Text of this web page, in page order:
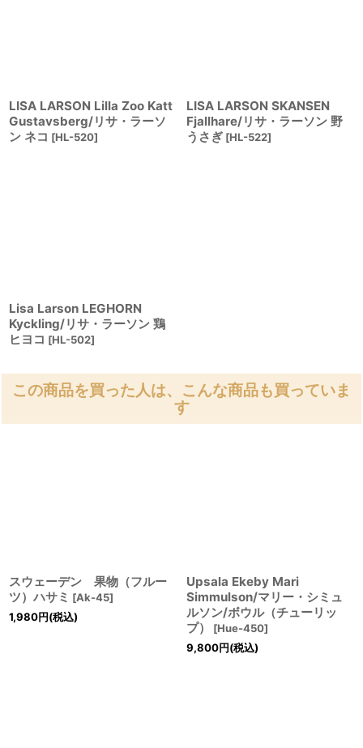
LISA LARSON Lilla Zoo Katt
Gustavsberg/リサ・ラーソ
ン ネコ [HL-520]
LISA LARSON SKANSEN
Fjallhare/リサ・ラーソン 野
うさぎ [HL-522]
Lisa Larson LEGHORN
Kyckling/リサ・ラーソン 鶏
ヒヨコ [HL-502]
この商品を買った人は、こんな商品も買っていま
す
スウェーデン 果物（フルー
ツ）ハサミ [Ak-45]
1,980円(税込)
Upsala Ekeby Mari
Simmulson/マリー・シミュ
ルソン/ボウル（チューリッ
プ）
[Hue-450]
9,800円(税込)